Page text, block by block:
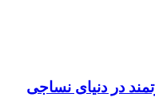
در دنیای نساجی